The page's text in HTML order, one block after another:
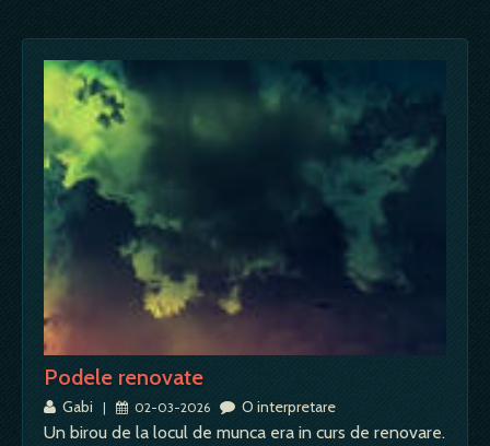
Podele renovate
Gabi | 02-03-2026 O interpretare
Un birou de la locul de munca era in curs de renovare.